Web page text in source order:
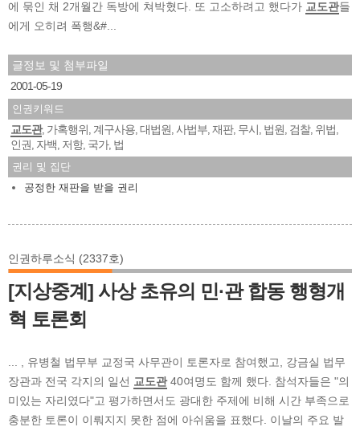
에 묶인 채 2개월간 독방에 쳐박혔다. 또 고소하려고 했다가 교도관들
에게 오히려 폭행&#...
글정보 및 첨부파일
2001-05-19
인권키워드
교도관, 가혹행위 계구사용 대법원 사법부 재판, 무시 법원 검찰, 위법
인권 자백 저항, 국가, 법
권리 및 집단
공정한 재판을 받을 권리
인권하루소식 (2337호)
[지상중계] 사상 초유의 민·관 합동 행형개
혁 토론회
... , 유병철 법무부 교정국 사무관이 토론자로 참여했고, 강금실 법무
장관과 전국 각지의 일선 교도관40여명도 함께 했다. 참석자들은 "의
미있는 자리였다"고 평가하면서도 광대한 주제에 비해 시간 부족으로
충분한 토론이 이뤄지지 못한 점에 아쉬움을 표했다. 이날의 주요 발